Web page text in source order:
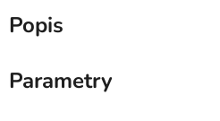
Popis
Parametry